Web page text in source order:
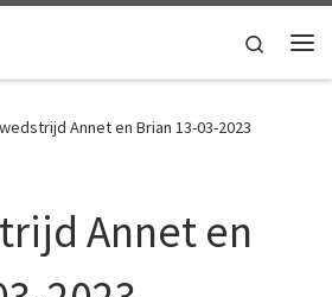
Search
Annet en Brian 13-03-2023
Annet en